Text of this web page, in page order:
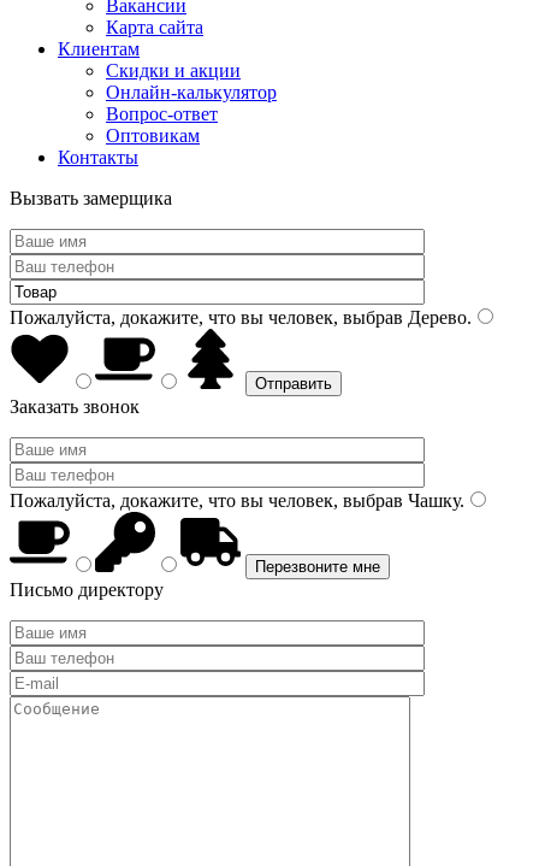
Вакансии
Карта сайта
Клиентам
Скидки и акции
Онлайн-калькулятор
Вопрос-ответ
Оптовикам
Контакты
Вызвать замерщика
Пожалуйста, докажите, что вы человек, выбрав Дерево.
Заказать звонок
Пожалуйста, докажите, что вы человек, выбрав Чашку.
Письмо директору